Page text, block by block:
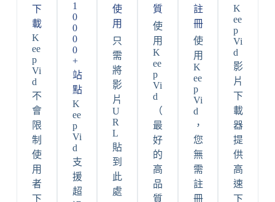
下
載
K
ee
p
Vi
d
不
會
限
制
使
用
者
下
1
0
0
0
0
+
站
點
K
ee
p
Vi
d
支
援
超
使
用
只
需
將
影
片
U
R
L
貼
到
此
處
質
使
用
K
ee
p
Vi
d
（
最
好
的
高
品
質
註
冊
使
用
K
ee
p
Vi
d
，
您
無
需
註
冊
K
ee
p
Vi
d
影
片
下
載
器
提
供
高
速
下